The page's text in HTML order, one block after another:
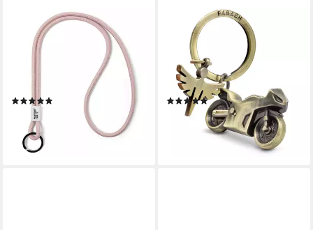
PANTONE
Schlüsselanhänger Design-
Schlüsselband lang, zum
Umhängen, robust und
farbenfroh, Key Chain Long
14,99 €
lieferbar - in 2-3 Werktagen bei dir
FABACH
Schlüsselanhänger Motorrad
Schlüsselanhänger -
Schutzengel für
Motorradfahrer
(6)
12,90 €
lieferbar - in 4-5 Werktagen bei dir